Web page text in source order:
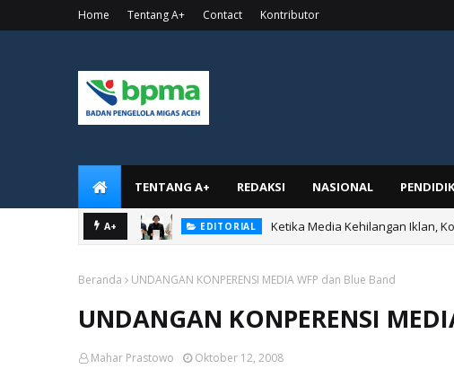
Home Tentang A+ Contact Kontributor
TENTANG A+ REDAKSI NASIONAL
A+ PUISI MEREKA MENCURI PAPAN TULIS
Beranda UNDANGAN KONPERENSI MEDIA WFP dan Blue Band
UNDANGAN KONPERENSI
Mahar Prastowo Oktober 12, 2008